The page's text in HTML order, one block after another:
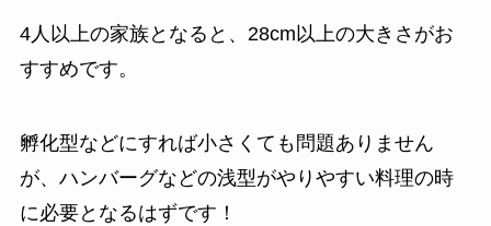
4人以上の家族となると、28cm以上の大きさがお
すすめです。
孵化型などにすれば小さくても問題ありません
が、ハンバーグなどの浅型がやりやすい料理の時
に必要となるはずです！